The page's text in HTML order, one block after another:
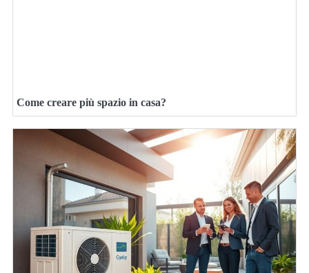
Come creare più spazio in casa?